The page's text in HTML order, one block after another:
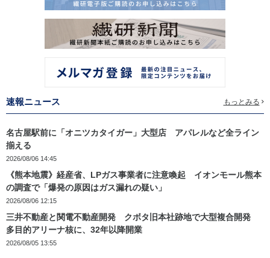
速報ニュース もっとみる
名古屋駅前に「オニツカタイガー」大型店 アパレルなど全ライン
揃える
2026/08/06 14:45
《熊本地震》経産省、LPガス事業者に注意喚起 イオンモール熊本
の調査で「爆発の原因はガス漏れの疑い」
2026/08/06 12:15
三井不動産と関電不動産開発 クボタ旧本社跡地で大型複合開発
多目的アリーナ核に、32年以降開業
2026/08/05 13:55